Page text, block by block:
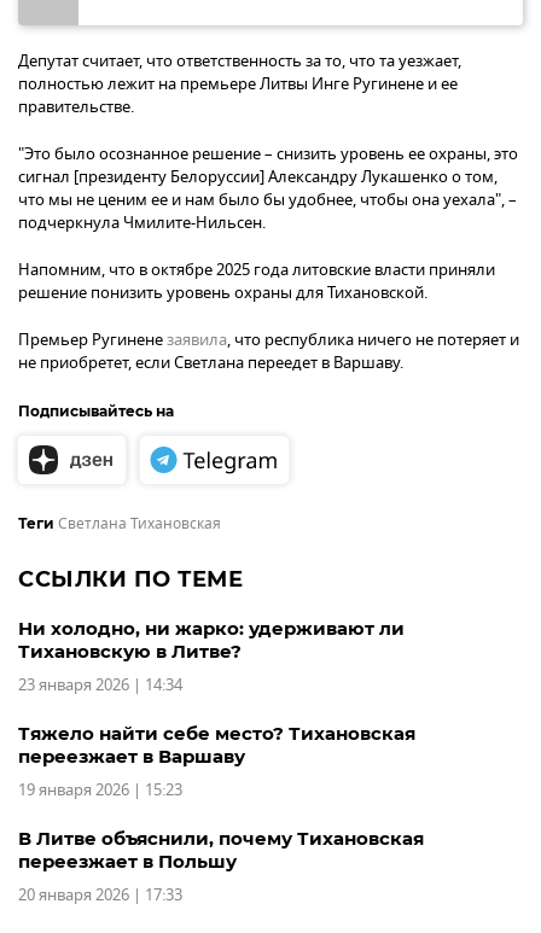
Депутат считает, что ответственность за то, что та уезжает,
полностью лежит на премьере Литвы Инге Ругинене и ее
правительстве.
"Это было осознанное решение – снизить уровень ее охраны, это
сигнал [президенту Белоруссии] Александру Лукашенко о том,
что мы не ценим ее и нам было бы удобнее, чтобы она уехала", –
подчеркнула Чмилите-Нильсен.
Напомним, что в октябре 2025 года литовские власти приняли
решение понизить уровень охраны для Тихановской.
Премьер Ругиненезаявила, что республика ничего не потеряет и
не приобретет, если Светлана переедет в Варшаву.
Подписывайтесь на
Теги Светлана Тихановская
ССЫЛКИ ПО ТЕМЕ
Ни холодно, ни жарко: удерживают ли
Тихановскую в Литве?
23 января 2026 | 14:34
Тяжело найти себе место? Тихановская
переезжает в Варшаву
19 января 2026 | 15:23
В Литве объяснили, почему Тихановская
переезжает в Польшу
20 января 2026 | 17:33